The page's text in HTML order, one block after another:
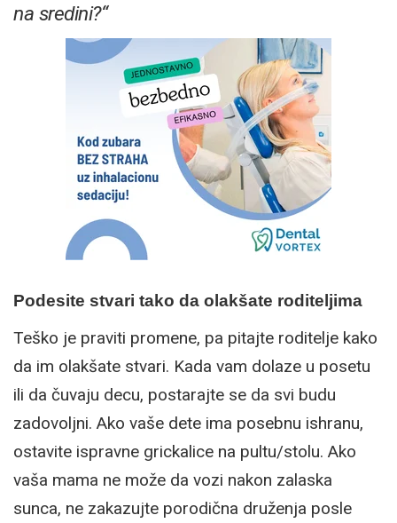
na sredini?“
Podesite stvari tako da olakšate roditeljima
Teško je praviti promene, pa pitajte roditelje kako
da im olakšate stvari. Kada vam dolaze u posetu
ili da čuvaju decu, postarajte se da svi budu
zadovoljni. Ako vaše dete ima posebnu ishranu,
ostavite ispravne grickalice na pultu/stolu. Ako
vaša mama ne može da vozi nakon zalaska
sunca, ne zakazujte porodična druženja posle